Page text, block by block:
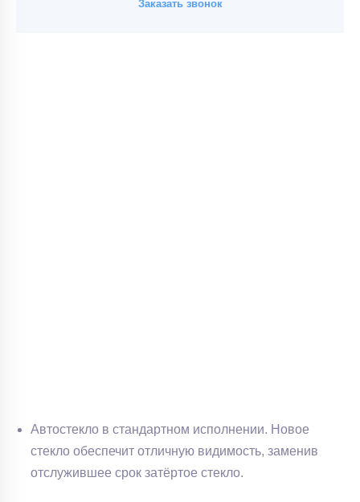
Заказать звонок
Автостекло в стандартном исполнении. Новое
стекло обеспечит отличную видимость, заменив
отслужившее срок затёртое стекло.